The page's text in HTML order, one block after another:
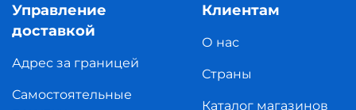
Управление
доставкой
Адрес за границей
Самостоятельные
Клиентам
О нас
Страны
Каталог магазинов